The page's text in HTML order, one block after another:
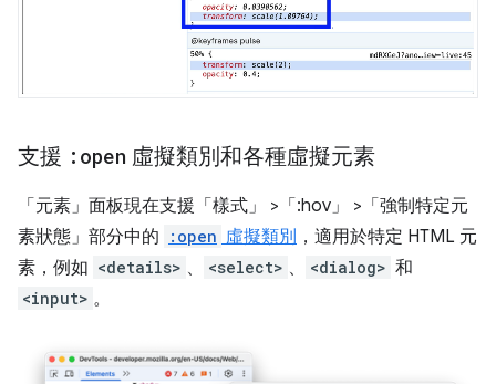
支援 :open 虛擬類別和各種虛擬元素
「元素」 面板現在支援「樣式」 >「:hov」
>「強制特定元
素狀態」 部分中的 :open 虛擬類別 ，適用於特定 HTML 元
素，例如 <details> 、 <select> 、 <dialog> 和
<input> 。